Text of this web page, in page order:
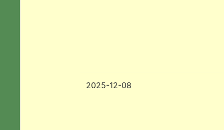
2025-12-08